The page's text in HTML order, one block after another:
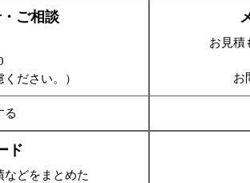
ご相談
ださい。）
る
お見積
お
ド
どをまとめた